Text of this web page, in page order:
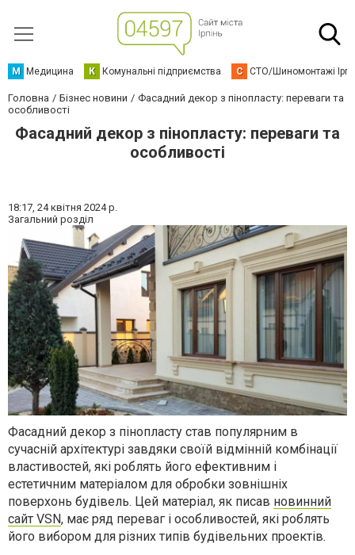
М Медицина К Комунальні підприємства С СТО/Шиномонтажі
Головна Бізнес новини
Фасадний декор з пінопласту: переваги та
особливості
Фасадний декор з пінопласту: переваги та
особливості
18:17, 24 квітня 2024 р.
Загальний розділ
Фасадний декор з пінопласту став популярним в
сучасній архітектурі завдяки своїй відмінній комбінації
властивостей, які роблять його ефективним і
естетичним матеріалом для обробки зовнішніх
поверхонь будівель. Цей матеріал, як писав новинний
сайт VSN, має ряд переваг і особливостей, які роблять
його вибором для різних типів будівельних проектів.